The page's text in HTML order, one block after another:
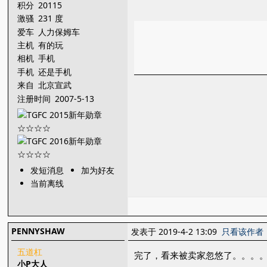
积分 20115
激骚 231 度
爱车 人力保姆车
主机 有的玩
相机 手机
手机 还是手机
来自 北京宣武
注册时间 2007-5-13
发短消息
加为好友
当前离线
PENNYSHAW
五道杠
小P大人
发表于 2019-4-2 13:09 只看该作者
完了，看来被卖家忽悠了。。。